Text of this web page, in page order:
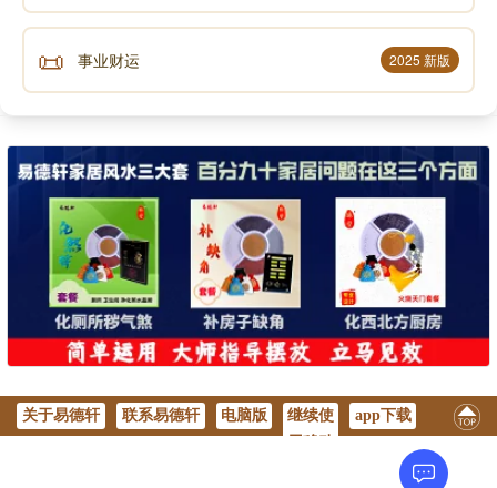
用手掂：黄金因其较高的密度，在相同体积的情况
下比黄铜重很多。当用手掂量时，黄金会给人一种明显
的沉重感，这种沉重感在风水层面代表着强大的能量和
遇和好运。而黄铜相对较轻，拿在手中感觉较为轻盈，
这暗示着其气场相对薄弱，在风水上对运势的提升和吸
引财富的能力相对较弱 。
声明：部分内容来于网络，如有侵权，请联系我们删除！以上内容，并
不代表易德轩观点。
📜 事业财运 2025 新版
关于易德轩 联系易德轩 电脑版
继续使
app下载